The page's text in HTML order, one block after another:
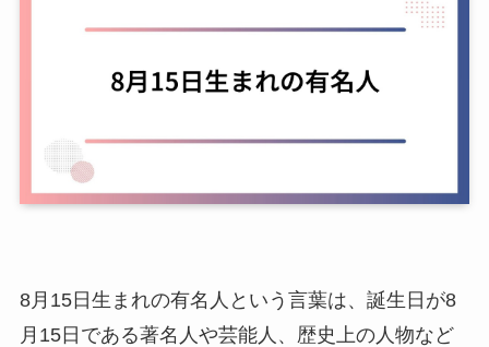
8月15日生まれの有名人という言葉は、誕生日が8
月15日である著名人や芸能人、歴史上の人物など